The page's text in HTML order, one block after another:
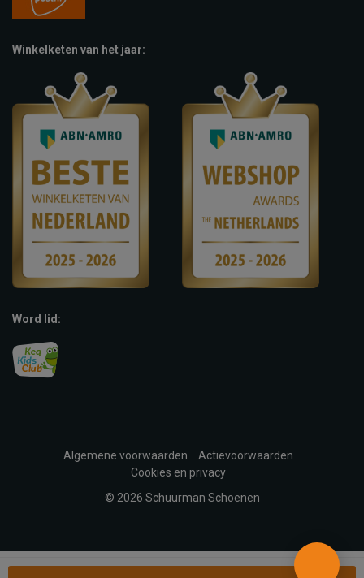
Winkelketen van het jaar:
Word lid:
Algemene voorwaarden
Actievoorwaarden
Cookies en privacy
© 2026 Schuurman Schoenen